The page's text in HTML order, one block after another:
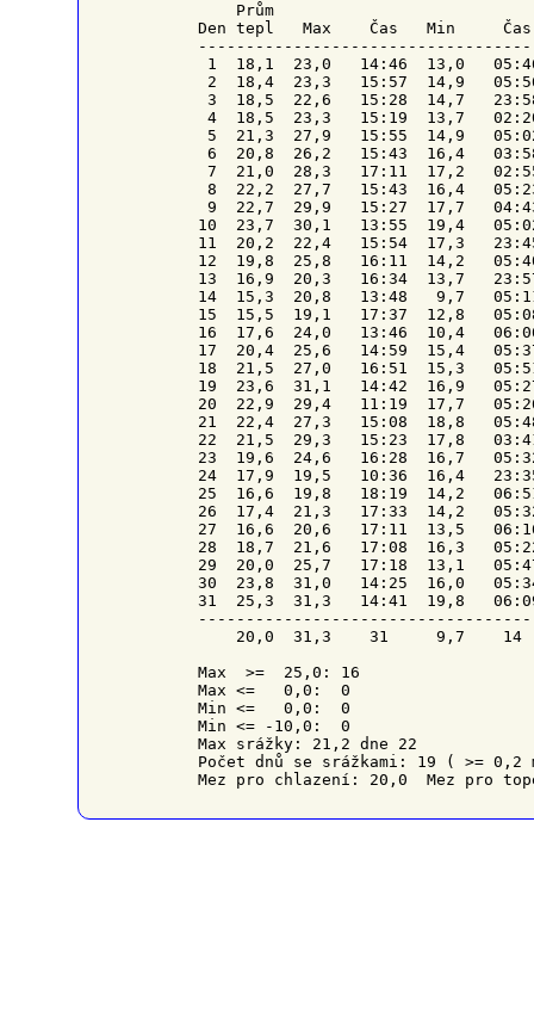
Prům
Den tepl   Max    Čas   Min
1  18,1  23,0   14:46  13,0
2  18,4  23,3   15:57  14,9
3  18,5  22,6   15:28  14,7
4  18,5  23,3   15:19  13,7
5  21,3  27,9   15:55  14,9
6  20,8  26,2   15:43  16,4
7  21,0  28,3   17:11  17,2
8  22,2  27,7   15:43  16,4
9  22,7  29,9   15:27  17,7
10  23,7  30,1   13:55  19,4
11  20,2  22,4   15:54  17,3
12  19,8  25,8   16:11  14,2
13  16,9  20,3   16:34  13,7
14  15,3  20,8   13:48   9,7
15  15,5  19,1   17:37  12,8
16  17,6  24,0   13:46  10,4
17  20,4  25,6   14:59  15,4
18  21,5  27,0   16:51  15,3
19  23,6  31,1   14:42  16,9
20  22,9  29,4   11:19  17,7
21  22,4  27,3   15:08  18,8
22  21,5  29,3   15:23  17,8
23  19,6  24,6   16:28  16,7
24  17,9  19,5   10:36  16,4
25  16,6  19,8   18:19  14,2
26  17,4  21,3   17:33  14,2
27  16,6  20,6   17:11  13,5
28  18,7  21,6   17:08  16,3
29  20,0  25,7   17:18  13,1
30  23,8  31,0   14:25  16,0
31  25,3  31,3   14:41  19,8
20,0  31,3    31     9,7    14
Max  >=  25,0: 16
Max <=   0,0:  0
Min <=   0,0:  0
Min <= -10,0:  0
Max srážky: 21,2 dne 22
Počet dnů se srážkami: 19 ( >= 0,2